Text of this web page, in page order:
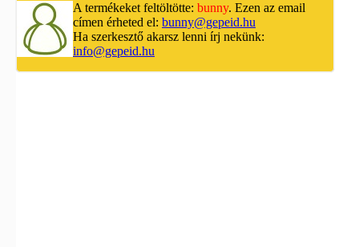
A termékeket feltöltötte: bunny. Ezen az email
címen érheted el: bunny@gepeid.hu
Ha szerkesztő akarsz lenni írj nekünk:
info@gepeid.hu